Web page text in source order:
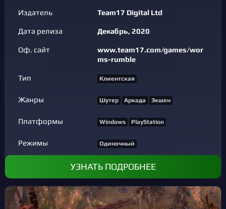
Издатель Team17 Digital Ltd
Дата релиза Декабрь, 2020
Оф. сайт
www.team17.com/games/wor
ms-rumble
Тип Клиентская
Жанры Шутер Аркада Экшен
Платформы Windows PlayStation
Режимы Одиночный
УЗНАТЬ ПОДРОБНЕЕ